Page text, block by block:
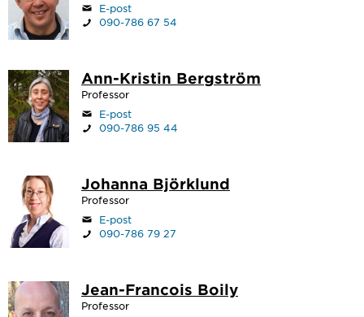
E-post
090-786 67 54
Ann-Kristin Bergström
Professor
E-post
090-786 95 44
Johanna Björklund
Professor
E-post
090-786 79 27
Jean-Francois Boily
Professor